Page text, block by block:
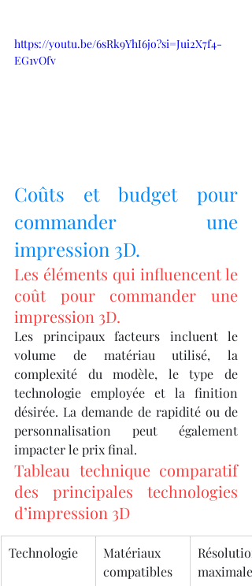
https://youtu.be/6sRk9YhI6jo?si=Jui2X7f4-
EG1vOfv
Coûts et budget pour
commander une
impression 3D.
Les éléments qui influencent le
coût pour commander une
impression 3D.
Les principaux facteurs incluent le
volume de matériau utilisé, la
complexité du modèle, le type de
technologie employée et la finition
désirée. La demande de rapidité ou de
personnalisation peut également
impacter le prix final.
Tableau technique comparatif
des principales technologies
d’impression 3D
Technologie
Matériaux
compatibles
Résolution
maximale